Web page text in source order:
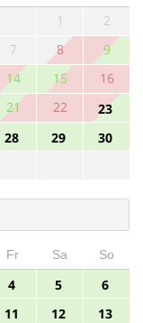
1 2
7 8 9
14 15 16
21 22 23
28 29 30
Fr Sa
So
4 5 6
11 12 13